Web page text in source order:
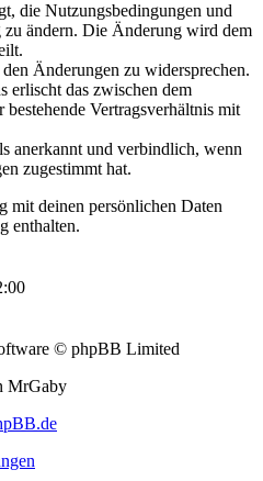
die Nutzungsbedingungen und
zu ändern. Die Änderung wird dem
Änderungen zu widersprechen.
erlischt das zwischen dem
Vertragsverhältnis mit
anerkannt und verbindlich, wenn
zugestimmt hat.
mit deinen persönlichen Daten
enthalten.
© phpBB Limited
MrGaby